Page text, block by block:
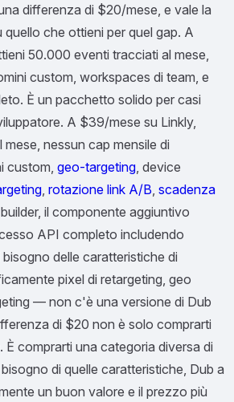
differenza di $20/mese, e vale la
quello che ottieni per quel gap. A
50.000 eventi tracciati al mese,
custom, workspaces di team, e
È un pacchetto solido per casi
A $39/mese su Linkly,
nessun cap mensile di
custom, geo-targeting, device
, rotazione link A/B, scadenza
il componente aggiuntivo
API completo includendo
delle caratteristiche di
pixel di retargeting, geo
— non c'è una versione di Dub
di $20 non è solo comprarti
È comprarti una categoria diversa di
di quelle caratteristiche, Dub a
un buon valore e il prezzo più